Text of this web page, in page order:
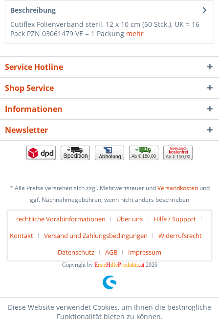
Beschreibung
Cutiflex Folienverband steril, 12 x 10 cm (50 Stck.), UK = 16
Pack PZN 03061479 VE = 1 Packung mehr
Service Hotline
Shop Service
Informationen
Newsletter
Ab € 150,00 Ab € 150,00
* Alle Preise verstehen sich zzgl. Mehrwertsteuer undVersandkostenund
ggf. Nachnahmegebühren, wenn nicht anders beschrieben
rechtliche Vorabinformationen Über uns
Hilfe / Support
Kontakt
Versand und Zahlungsbedingungen
Widerrufsrecht
Datenschutz
AGB Impressum
Copyright by ErsteHilfeProdukte.at2026
Diese Website verwendet Cookies, um Ihnen die bestmögliche
Funktionalität bieten zu können.